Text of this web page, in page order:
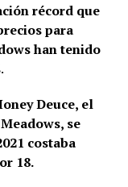
récord que
para
han tenido
.
Deuce, el
se
costaba
18.